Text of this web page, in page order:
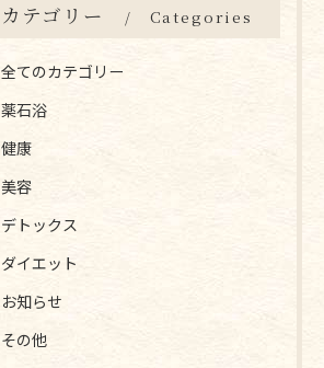
カテゴリー Categories
全てのカテゴリー
薬石浴
健康
美容
デトックス
ダイエット
お知らせ
その他